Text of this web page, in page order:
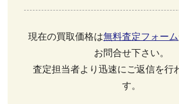
現在の買取価格は無料査定フォーム
お問合せ下さい。
査定担当者より迅速にご返信を行
す。